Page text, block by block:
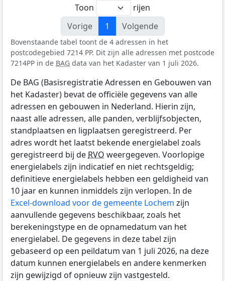
Toon
rijen
Vorige
1 Volgende
Bovenstaande tabel toont de 4 adressen in het
postcodegebied 7214 PP. Dit zijn alle adressen met postcode
7214PP in de BAG data van het Kadaster van 1 juli 2026.
De BAG (Basisregistratie Adressen en Gebouwen van
het Kadaster) bevat de officiële gegevens van alle
adressen en gebouwen in Nederland. Hierin zijn,
naast alle adressen, alle panden, verblijfsobjecten,
standplaatsen en ligplaatsen geregistreerd. Per
adres wordt het laatst bekende energielabel zoals
geregistreerd bij de RVO weergegeven. Voorlopige
energielabels zijn indicatief en niet rechtsgeldig;
definitieve energielabels hebben een geldigheid van
10 jaar en kunnen inmiddels zijn verlopen. In de
Excel-download voor de gemeente Lochem zijn
aanvullende gegevens beschikbaar, zoals het
berekeningstype en de opnamedatum van het
energielabel. De gegevens in deze tabel zijn
gebaseerd op een peildatum van 1 juli 2026, na deze
datum kunnen energielabels en andere kenmerken
zijn gewijzigd of opnieuw zijn vastgesteld.